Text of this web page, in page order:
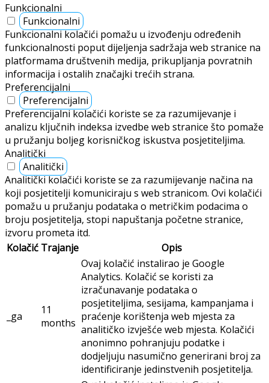
Funkcionalni
Funkcionalni
Funkcionalni kolačići pomažu u izvođenju određenih
funkcionalnosti poput dijeljenja sadržaja web stranice na
platformama društvenih medija, prikupljanja povratnih
informacija i ostalih značajki trećih strana.
Preferencijalni
Preferencijalni
Preferencijalni kolačići koriste se za razumijevanje i
analizu ključnih indeksa izvedbe web stranice što pomaže
u pružanju boljeg korisničkog iskustva posjetiteljima.
Analitički
Analitički
Analitički kolačići koriste se za razumijevanje načina na
koji posjetitelji komuniciraju s web stranicom. Ovi kolačići
pomažu u pružanju podataka o metričkim podacima o
broju posjetitelja, stopi napuštanja početne stranice,
izvoru prometa itd.
Kolačić Trajanje Opis
_ga
11
months
Ovaj kolačić instalirao je Google
Analytics. Kolačić se koristi za
izračunavanje podataka o
posjetiteljima, sesijama, kampanjama i
praćenje korištenja web mjesta za
analitičko izvješće web mjesta. Kolačići
anonimno pohranjuju podatke i
dodjeljuju nasumično generirani broj za
identificiranje jedinstvenih posjetitelja.